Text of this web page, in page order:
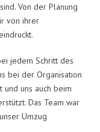
Von der Planung
von ihrer
jedem Schritt des
bei der Organisation
uns auch beim
Das Team war
Umzug